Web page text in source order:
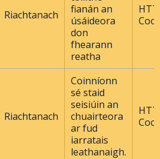
Riachtanach
fianán an
úsáideora
don
fhearann ​​
reatha
Riachtanach
Coinníonn
sé staid
seisiúin an
chuairteora
ar fud
iarratais
leathanaigh.